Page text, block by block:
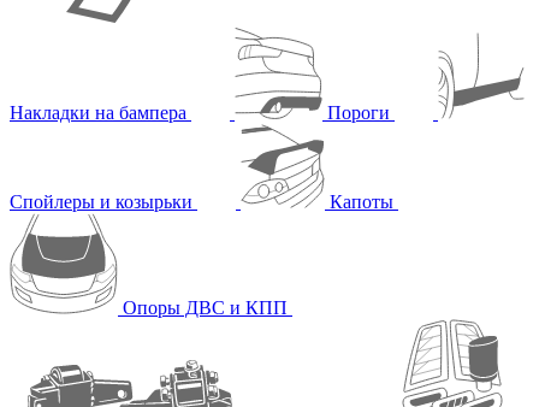
Накладки на бампера Пороги
Спойлеры и козырьки Капоты
Опоры ДВС и КПП